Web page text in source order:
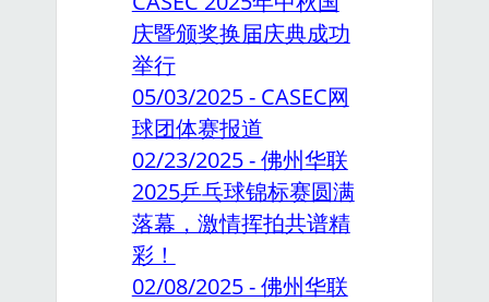
庆暨颁奖换届庆典成功
举行
05/03/2025 - CASEC网
球团体赛报道
02/23/2025 - 佛州华联
2025乒乓球锦标赛圆满
落幕，激情挥拍共谱精
彩！
02/08/2025 - 佛州华联